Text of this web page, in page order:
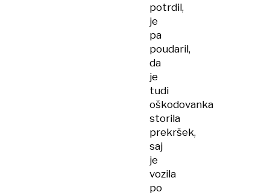
potrdil,
je
pa
poudaril,
da
je
tudi
oškodovanka
storila
prekršek,
saj
je
vozila
po